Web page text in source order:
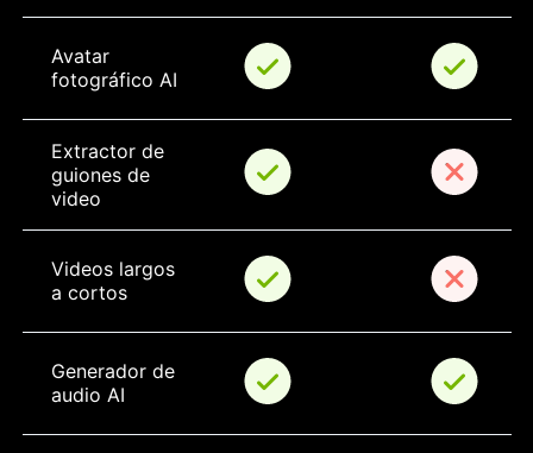
Avatar
fotográfico AI
Extractor de
guiones de
video
Videos largos
a cortos
Generador de
audio AI